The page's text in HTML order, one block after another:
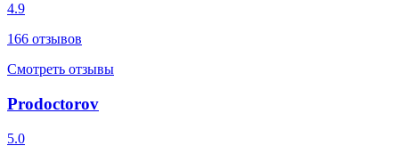
4.9
166 отзывов
Смотреть отзывы
Prodoctorov
5.0